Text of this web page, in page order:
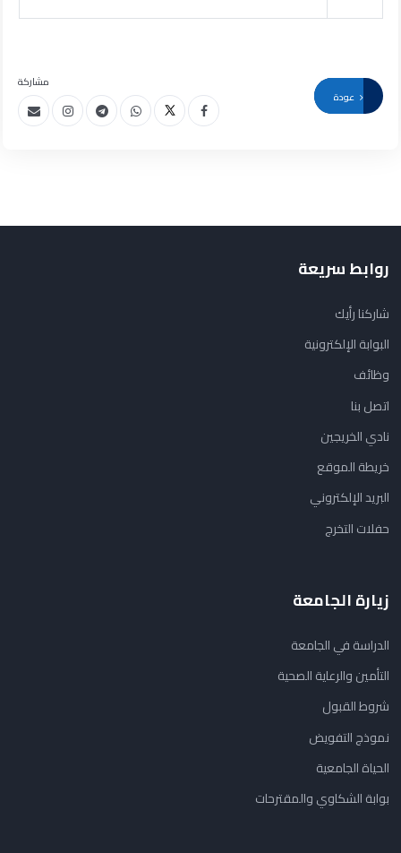
مشاركة
روابط سريعة
شاركنا رأيك
البوابة الإلكترونية
وظائف
اتصل بنا
نادي الخريجين
خريطة الموقع
البريد الإلكتروني
حفلات التخرج
زيارة الجامعة
الدراسة في الجامعة
التأمين والرعاية الصحية
شروط القبول
نموذج التفويض
الحياة الجامعية
بوابة الشكاوي والمقترحات